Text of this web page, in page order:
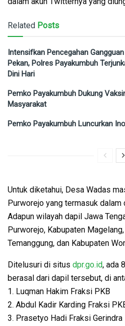
Related Posts
Intensifkan Pencegahan
Pekan, Polres Payakumbuh
Dini Hari
Pemko Payakumbuh Dukung
Masyarakat
Pemko Payakumbuh Luncurkan
Untuk diketahui, Desa Wadas
Purworejo yang termasuk dalam
Adapun wilayah dapil Jawa
Purworejo, Kabupaten
Temanggung, dan Kabupaten
Ditelusuri di situs dpr.go.id, ada
berasal dari dapil tersebut, di
1. Luqman Hakim Fraksi PKB
2. Abdul Kadir Karding Fraksi
3. Prasetyo Hadi Fraksi Gerindra